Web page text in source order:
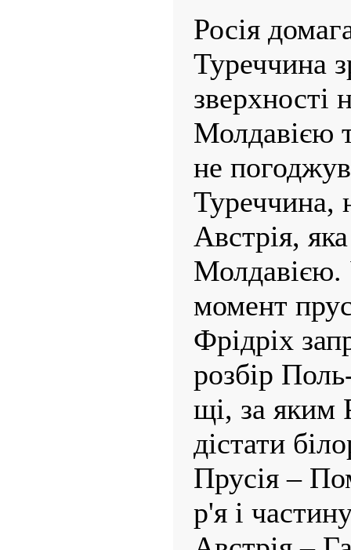
Росія
Туреччина
зверхності
Молдавією
не
Туреччина,
Австрія,
Молдавією.
момент
Фрідріх
розбір
щі, за яким
дістати
Прусія –
р'я і